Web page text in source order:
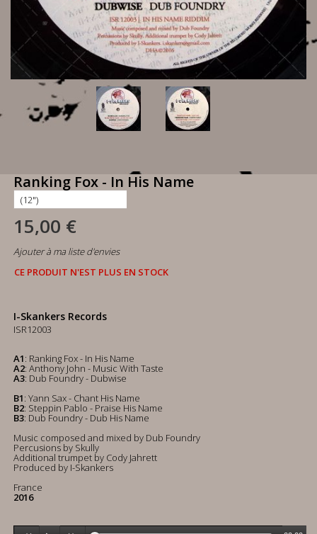
Ranking Fox - In His Name
15,00 €
Ajouter à ma liste d'envies
CE PRODUIT N'EST PLUS EN STOCK
I-Skankers Records
ISR12003
A1: Ranking Fox - In His Name
A2: Anthony John - Music With Taste
A3: Dub Foundry - Dubwise
B1: Yann Sax - Chant His Name
B2: Steppin Pablo - Praise His Name
B3: Dub Foundry - Dub His Name
Music composed and mixed by Dub Foundry
Percusions by Skully
Additional trumpet by Cody Jahrett
Produced by I-Skankers
France
2016